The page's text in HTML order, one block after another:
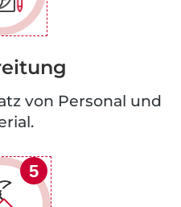
von Personal und
5